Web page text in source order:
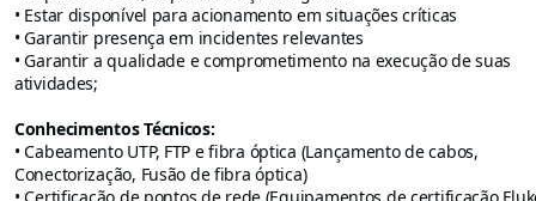
• Estar disponível para acionamento em situações críticas
• Garantir presença em incidentes relevantes
• Garantir a qualidade e comprometimento na execução de suas
atividades;
Conhecimentos Técnicos:
• Cabeamento UTP, FTP e fibra óptica (Lançamento de cabos,
Conectorização, Fusão de fibra óptica)